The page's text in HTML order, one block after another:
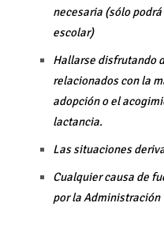
necesaria (sólo
escolar)
Hallarse disfrutando
relacionados con la
adopción o el
lactancia.
Las situaciones
Cualquier causa de
por la Administración